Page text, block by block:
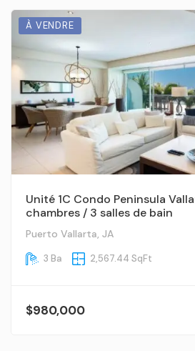
À VENDRE
Unité 1C Condo Peninsula
chambres / 3 salles de bain
Puerto Vallarta, JA
3 Ba 2,567.44 SqFt
$980,000